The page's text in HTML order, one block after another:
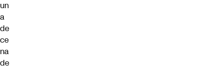
un
a
de
ce
na
de